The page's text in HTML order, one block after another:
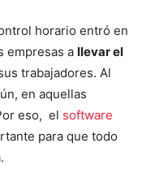
horario entró en
empresas a llevar el
trabajadores. Al
en aquellas
eso, el software
para que todo